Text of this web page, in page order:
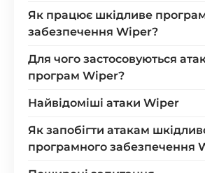
Як працює шкідливе
забезпечення Wiper?
Для чого застосовуються
програм Wiper?
Найвідоміші атаки Wiper
Як запобігти атакам
програмного забезпечення